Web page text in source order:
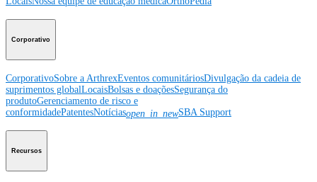
Corporativo
CorporativoSobre a ArthrexEventos comunitáriosDivulgação da cadeia de
suprimentos globalLocaisBolsas e doaçõesSegurança do
produtoGerenciamento de risco e
conformidadePatentesNotíciasopen_in_newSBA Support
Recursos